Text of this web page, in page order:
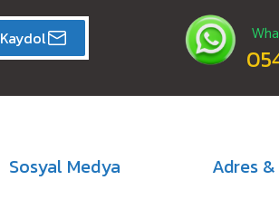
Kaydol
Sosyal Medya Adres